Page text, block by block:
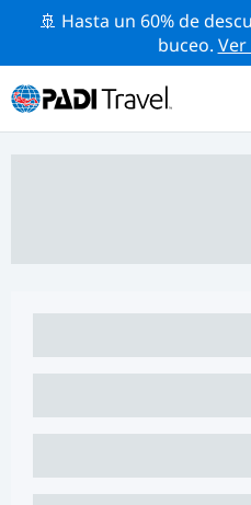
🚢 Hasta un 60% de
buceo.